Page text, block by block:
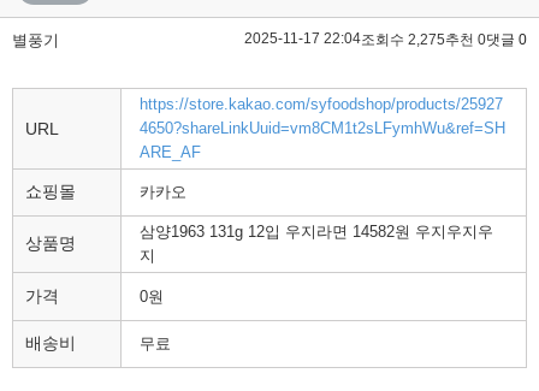
별풍기 2025-11-17 22:04조회수 2,275추천 0댓글 0
URL
https://store.kakao.com/syfoodshop/products/25927
4650?shareLinkUuid=vm8CM1t2sLFymhWu&ref=SH
ARE_AF
쇼핑몰 카카오
상품명
삼양1963 131g 12입 우지라면 14582원 우지우지우
지
가격 0원
배송비 무료